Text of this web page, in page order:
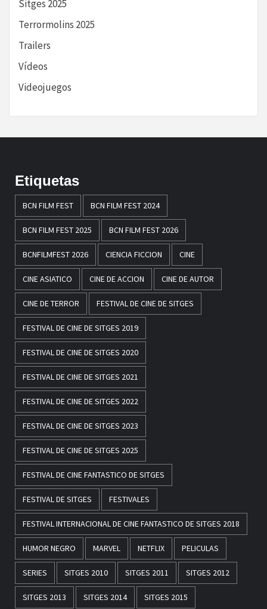
Sitges 2025
Terrormolins 2025
Trailers
Vídeos
Videojuegos
Etiquetas
BCN FILM FEST BCN FILM FEST 2024
BCN FILM FEST 2025 BCN FILM FEST 2026
BCNFILMFEST 2026 CIENCIA FICCION CINE
CINE ASIATICO CINE DE ACCION CINE DE AUTOR
CINE DE TERROR FESTIVAL DE CINE DE SITGES
FESTIVAL DE CINE DE SITGES 2019
FESTIVAL DE CINE DE SITGES 2020
FESTIVAL DE CINE DE SITGES 2021
FESTIVAL DE CINE DE SITGES 2022
FESTIVAL DE CINE DE SITGES 2023
FESTIVAL DE CINE DE SITGES 2025
FESTIVAL DE CINE FANTASTICO DE SITGES
FESTIVAL DE SITGES FESTIVALES
FESTIVAL INTERNACIONAL DE CINE FANTASTICO DE SITGES 2018
HUMOR NEGRO MARVEL NETFLIX PELICULAS
SERIES SITGES 2010 SITGES 2011 SITGES 2012
SITGES 2013 SITGES 2014 SITGES 2015